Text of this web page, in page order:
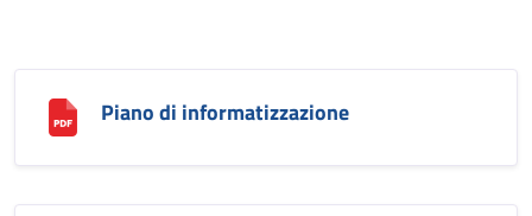
Piano di informatizzazione